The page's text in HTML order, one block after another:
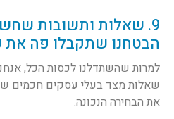
9. שאלות ותשובות
הבטחנו שתקבלו פה את
למרות שהשתדלנו לכסות הכל,
שאלות מצד בעלי עסקים חכמים
את הבחירה הנכונה.